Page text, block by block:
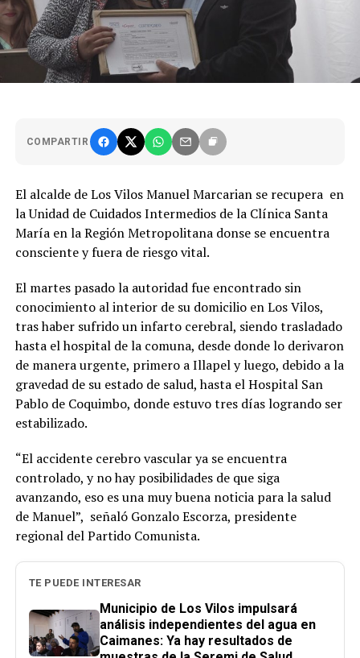
COMPARTIR
El alcalde de Los Vilos Manuel Marcarian se recupera en
la Unidad de Cuidados Intermedios de la Clínica Santa
María en la Región Metropolitana donse se encuentra
consciente y fuera de riesgo vital.
El martes pasado la autoridad fue encontrado sin
conocimiento al interior de su domicilio en Los Vilos,
tras haber sufrido un infarto cerebral, siendo trasladado
hasta el hospital de la comuna, desde donde lo derivaron
de manera urgente, primero a Illapel y luego, debido a la
gravedad de su estado de salud, hasta el Hospital San
Pablo de Coquimbo, donde estuvo tres días logrando ser
estabilizado.
“El accidente cerebro vascular ya se encuentra
controlado, y no hay posibilidades de que siga
avanzando, eso es una muy buena noticia para la salud
de Manuel”, señaló Gonzalo Escorza, presidente
regional del Partido Comunista.
TE PUEDE INTERESAR
Municipio de Los Vilos impulsará
análisis independientes del agua en
Caimanes: Ya hay resultados de